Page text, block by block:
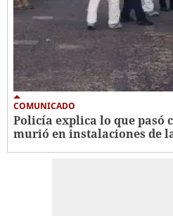
COMUNICADO
Policía explica lo que pasó
murió en instalaciones de